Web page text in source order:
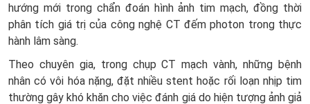
hướng mới trong chẩn đoán hình ảnh tim mạch, đồng thời
phân tích giá trị của công nghệ CT đếm photon trong thực
hành lâm sàng.
Theo chuyên gia, trong chụp CT mạch vành, những bệnh
nhân có vôi hóa nặng, đặt nhiều stent hoặc rối loạn nhịp tim
thường gây khó khăn cho việc đánh giá do hiện tượng ảnh giả